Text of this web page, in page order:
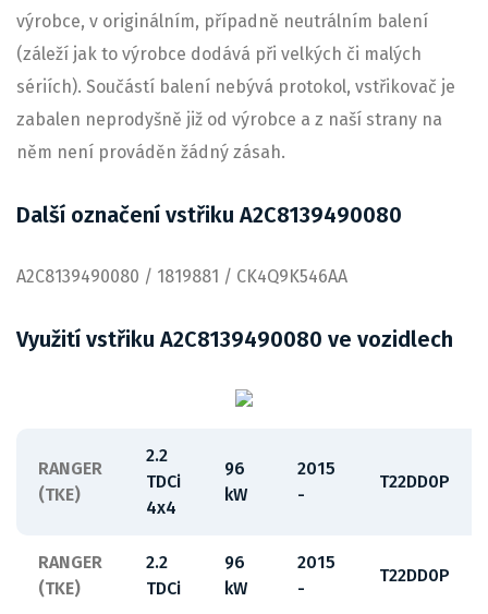
výrobce, v originálním, případně neutrálním balení
(záleží jak to výrobce dodává při velkých či malých
sériích). Součástí balení nebývá protokol, vstřikovač je
zabalen neprodyšně již od výrobce a z naší strany na
něm není prováděn žádný zásah.
Další označení vstřiku A2C8139490080
A2C8139490080 / 1819881 / CK4Q9K546AA
Využití vstřiku A2C8139490080 ve vozidlech
RANGER
(TKE)
2.2
TDCi
4x4
96
kW
2015
-
T22DD0P
RANGER
(TKE)
2.2
TDCi
96
kW
2015
-
T22DD0P